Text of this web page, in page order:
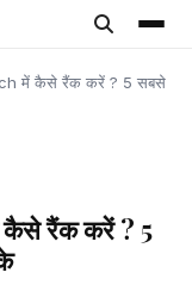
में कैसे रैंक करें ? 5 सबसे
रैंक करें ? 5